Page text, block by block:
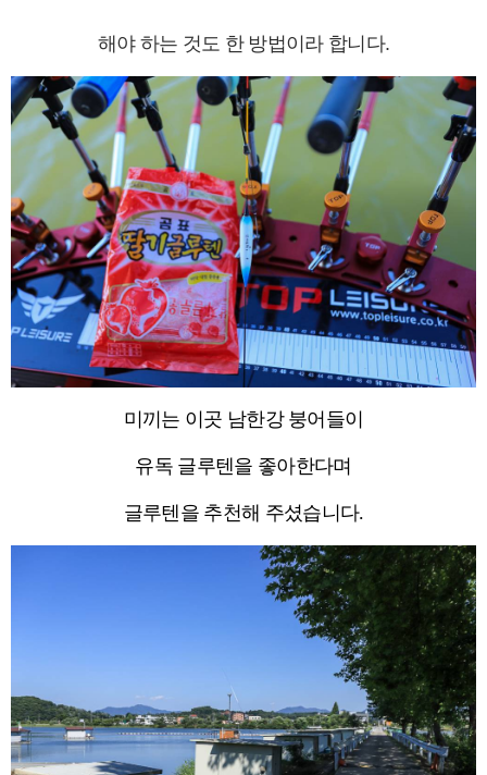
해야 하는 것도 한 방법이라 합니다.
미끼는 이곳 남한강 붕어들이
유독 글루텐을 좋아한다며
글루텐을 추천해 주셨습니다.